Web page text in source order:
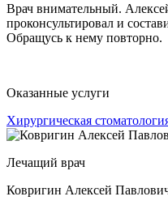
Врач внимательный.
проконсультировал и
Обращусь к нему повторно.
Оказанные услуги
Хирургическая
Лечащий врач
Ковригин Алексей